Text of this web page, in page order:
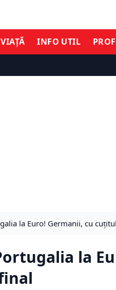
INFO UTIL
la Euro! Germanii, cu
la